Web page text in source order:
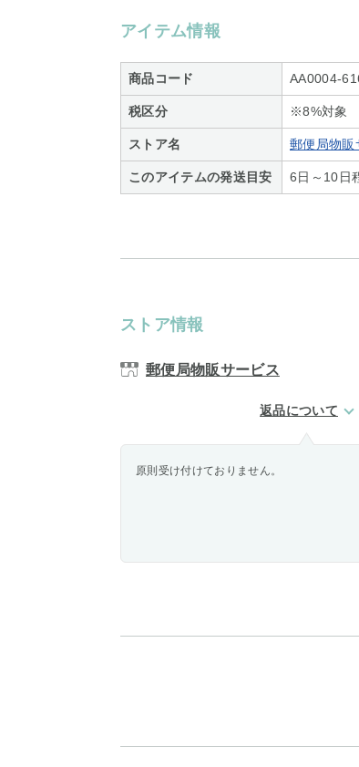
アイテム情報
商品コード AA0004-
税区分 ※8%対象
ストア名 郵便局物販
このアイテムの発送目安 6日～10日
ストア情報
郵便局物販サービス
返品について
原則受け付けておりません。